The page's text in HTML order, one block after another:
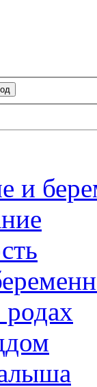
и
родах